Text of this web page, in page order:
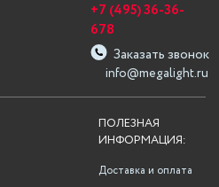
info@megalight.ru
+7 (495) 36-36-
678
Заказать звонок
ПОЛЕЗНАЯ
ИНФОРМАЦИЯ:
Доставка и оплата